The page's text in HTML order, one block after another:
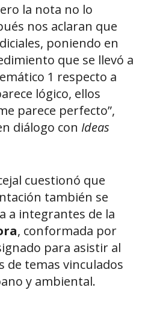
la nota no lo
nos aclaran que
poniendo en
que se llevó a
1 respecto a
lógico, ellos
parece perfecto”,
diálogo con Ideas
cuestionó que
también se
a integrantes de la
, conformada por
para asistir al
de temas vinculados
y ambiental.